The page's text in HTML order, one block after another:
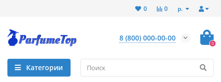
р.
0
0
8 (800) 000-00-00
0
Категории